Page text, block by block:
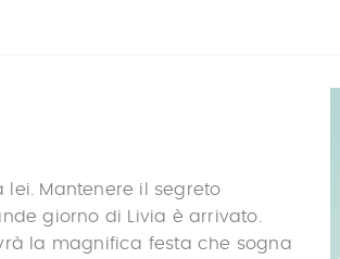
Mantenere il segreto
giorno di Livia è arrivato.
la magnifica festa che sogna